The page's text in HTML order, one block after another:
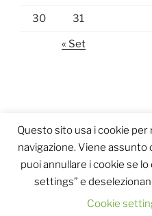
30 31
« Set
Questo sito usa i cookie
navigazione. Viene
puoi annullare i cookie se
settings” e
Cookie